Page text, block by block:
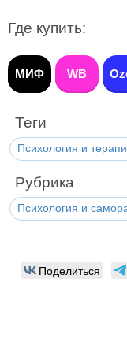
Где купить:
МИФ WB
Теги
Психология и
Рубрика
Психология и
Поделиться